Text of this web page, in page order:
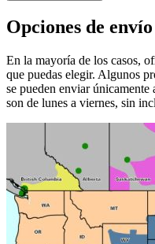
Opciones de envío
En la mayoría de los casos,
que puedas elegir. Algunos
se pueden enviar
son de lunes a viernes, sin